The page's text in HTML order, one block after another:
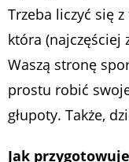
Trzeba liczyć się
która (najczęściej
Waszą stronę
prostu robić
głupoty. Także,
Jak